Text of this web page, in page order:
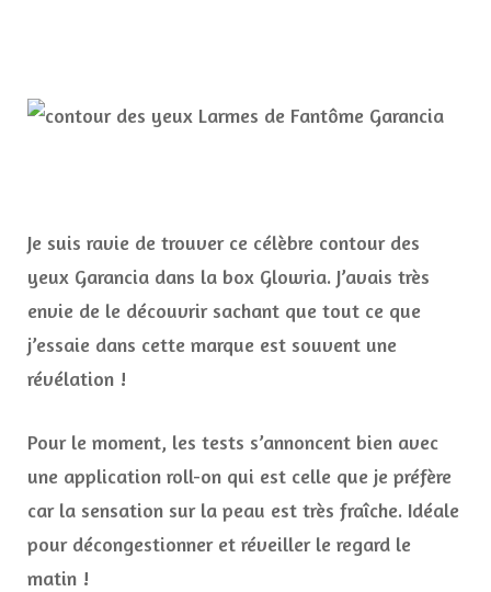
Je suis ravie de trouver ce célèbre contour des
yeux Garancia dans la box Glowria. J’avais très
envie de le découvrir sachant que tout ce que
j’essaie dans cette marque est souvent une
révélation !
Pour le moment, les tests s’annoncent bien avec
une application roll-on qui est celle que je préfère
car la sensation sur la peau est très fraîche. Idéale
pour décongestionner et réveiller le regard le
matin !